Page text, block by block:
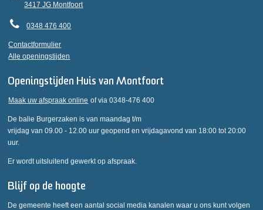
3417 JG Montfoort
0348 476 400
Contactformulier
Alle openingstijden
Openingstijden Huis van Montfoort
Maak uw afspraak online of via 0348-476 400
De balie Burgerzaken is van maandag t/m
vrijdag van 09.00 - 12.00 uur geopend en vrijdagavond van 18:00 tot 20:00
uur.
Er wordt uitsluitend gewerkt op afspraak.
Blijf op de hoogte
De gemeente heeft een aantal social media kanalen waar u ons kunt volgen